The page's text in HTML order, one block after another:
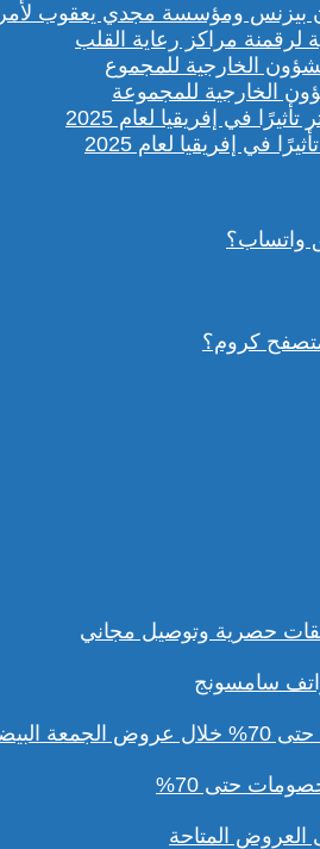
مراكز رعاية القلب
الخارجية للمجموعة
واتساب؟
حصرية وتوصيل مجاني
حتى 70%
المتاحة